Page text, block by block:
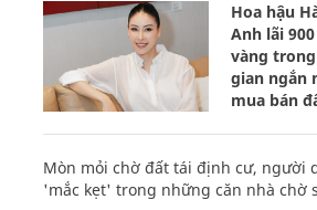
Hoa hậu
Anh lãi
vàng
gian ngắn
mua bán
Mòn mỏi chờ đất tái định cư, người
'mắc kẹt' trong những căn nhà chờ